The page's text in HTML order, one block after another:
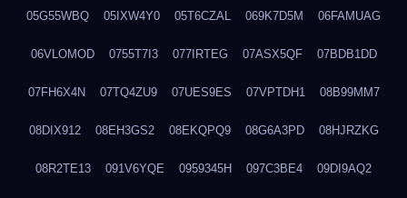
05G55WBQ 05IXW4Y0 05T6CZAL 069K7D5M 06FAMUAG
06VLOMOD 0755T7I3 077IRTEG 07ASX5QF 07BDB1DD
07FH6X4N 07TQ4ZU9 07UES9ES 07VPTDH1 08B99MM7
08DIX912 08EH3GS2 08EKQPQ9 08G6A3PD 08HJRZKG
08R2TE13 091V6YQE 0959345H 097C3BE4 09DI9AQ2